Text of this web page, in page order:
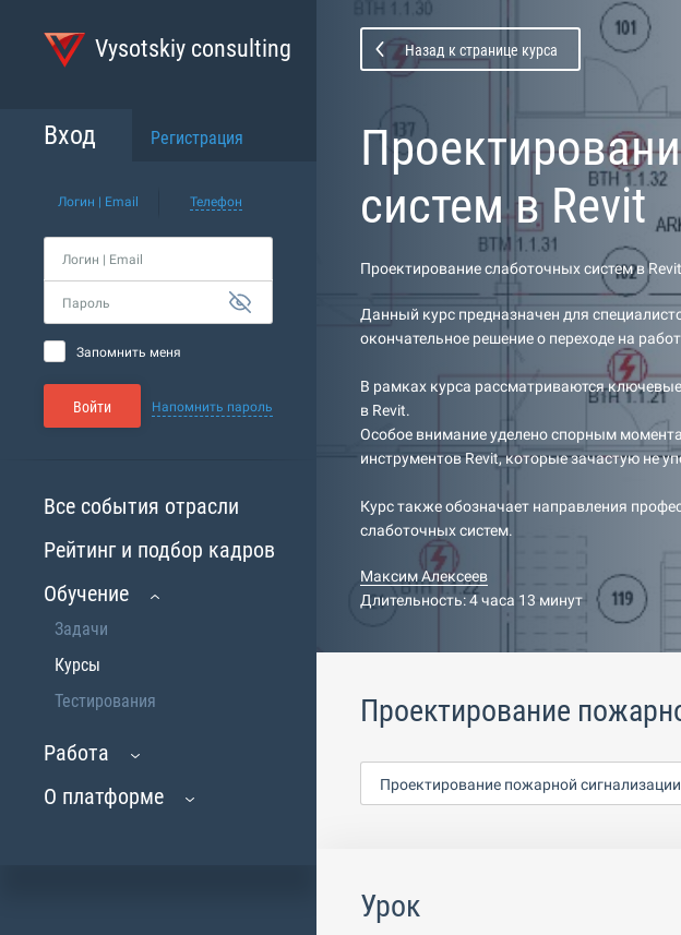
Vysotskiy consulting
Вход Регистрация
Логин | Email Телефон
Логин | Email
Пароль
Запомнить меня
Войти Напомнить пароль
Все события отрасли
Рейтинг и подбор кадров
Обучение
Задачи
Курсы
Тестирования
Работа
О платформе
Назад к странице курса
систем в Revit
Проектирование слаботочных систем в Revit
Данный курс предназначен для
окончательное решение о переходе на
В рамках курса рассматриваются
в Revit.
Особое внимание уделено спорным
инструментов Revit, которые зачастую не
Курс также обозначает направления
слаботочных систем.
Максим Алексеев
Длительность: 4 часа 13 минут
Проектирование
Проектирование пожарной сигнализации
Урок